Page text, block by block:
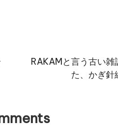
RAKAMと言う古い雑
た、かぎ針